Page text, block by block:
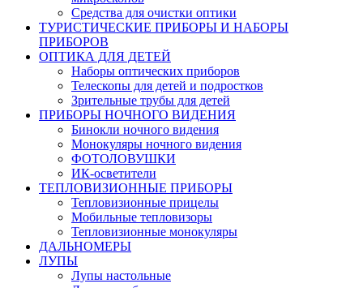
Средства для очистки оптики
ТУРИСТИЧЕСКИЕ ПРИБОРЫ И НАБОРЫ
ПРИБОРОВ
ОПТИКА ДЛЯ ДЕТЕЙ
Наборы оптических приборов
Телескопы для детей и подростков
Зрительные трубы для детей
ПРИБОРЫ НОЧНОГО ВИДЕНИЯ
Бинокли ночного видения
Монокуляры ночного видения
ФОТОЛОВУШКИ
ИК-осветители
ТЕПЛОВИЗИОННЫЕ ПРИБОРЫ
Тепловизионные прицелы
Мобильные тепловизоры
Тепловизионные монокуляры
ДАЛЬНОМЕРЫ
ЛУПЫ
Лупы настольные